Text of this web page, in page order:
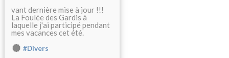
vant dernière mise à jour !!!
La Foulée des Gardis à
laquelle j'ai participé pendant
mes vacances cet été.
#Divers